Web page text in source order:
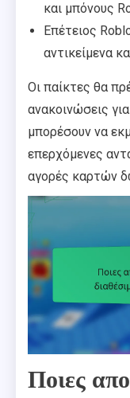
και μπόνους
Επέτειος
αντικείμενα
Οι παίκτες θα
ανακοινώσεις
μπορέσουν να
επερχόμενες
αγορές καρτών
Ποιες